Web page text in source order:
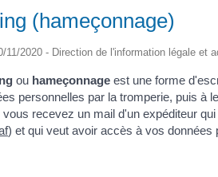
(hameçonnage)
11/2020 - Direction de l'information légale et
ou hameçonnage est une forme
personnelles par la tromperie, puis à
recevez un mail d'un expéditeur
) et qui veut avoir accès à vos